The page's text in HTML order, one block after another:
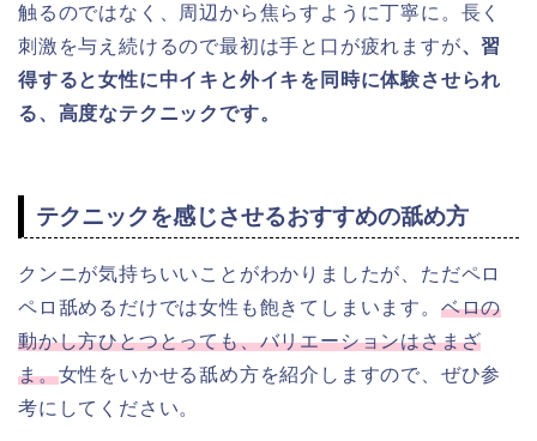
触るのではなく、周辺から焦らすように丁寧に。長く
刺激を与え続けるので最初は手と口が疲れますが、習
得すると女性に中イキと外イキを同時に体験させられ
る、高度なテクニックです。
テクニックを感じさせるおすすめの舐め方
クンニが気持ちいいことがわかりましたが、ただペロ
ペロ舐めるだけでは女性も飽きてしまいます。 ベロの
動かし方ひとつとっても、バリエーションはさまざ
ま。女性をいかせる舐め方を紹介しますので、ぜひ参
考にしてください。